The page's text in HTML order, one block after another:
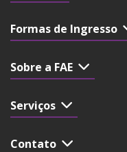
Formas de Ingresso
Sobre a FAE
Serviços
Contato